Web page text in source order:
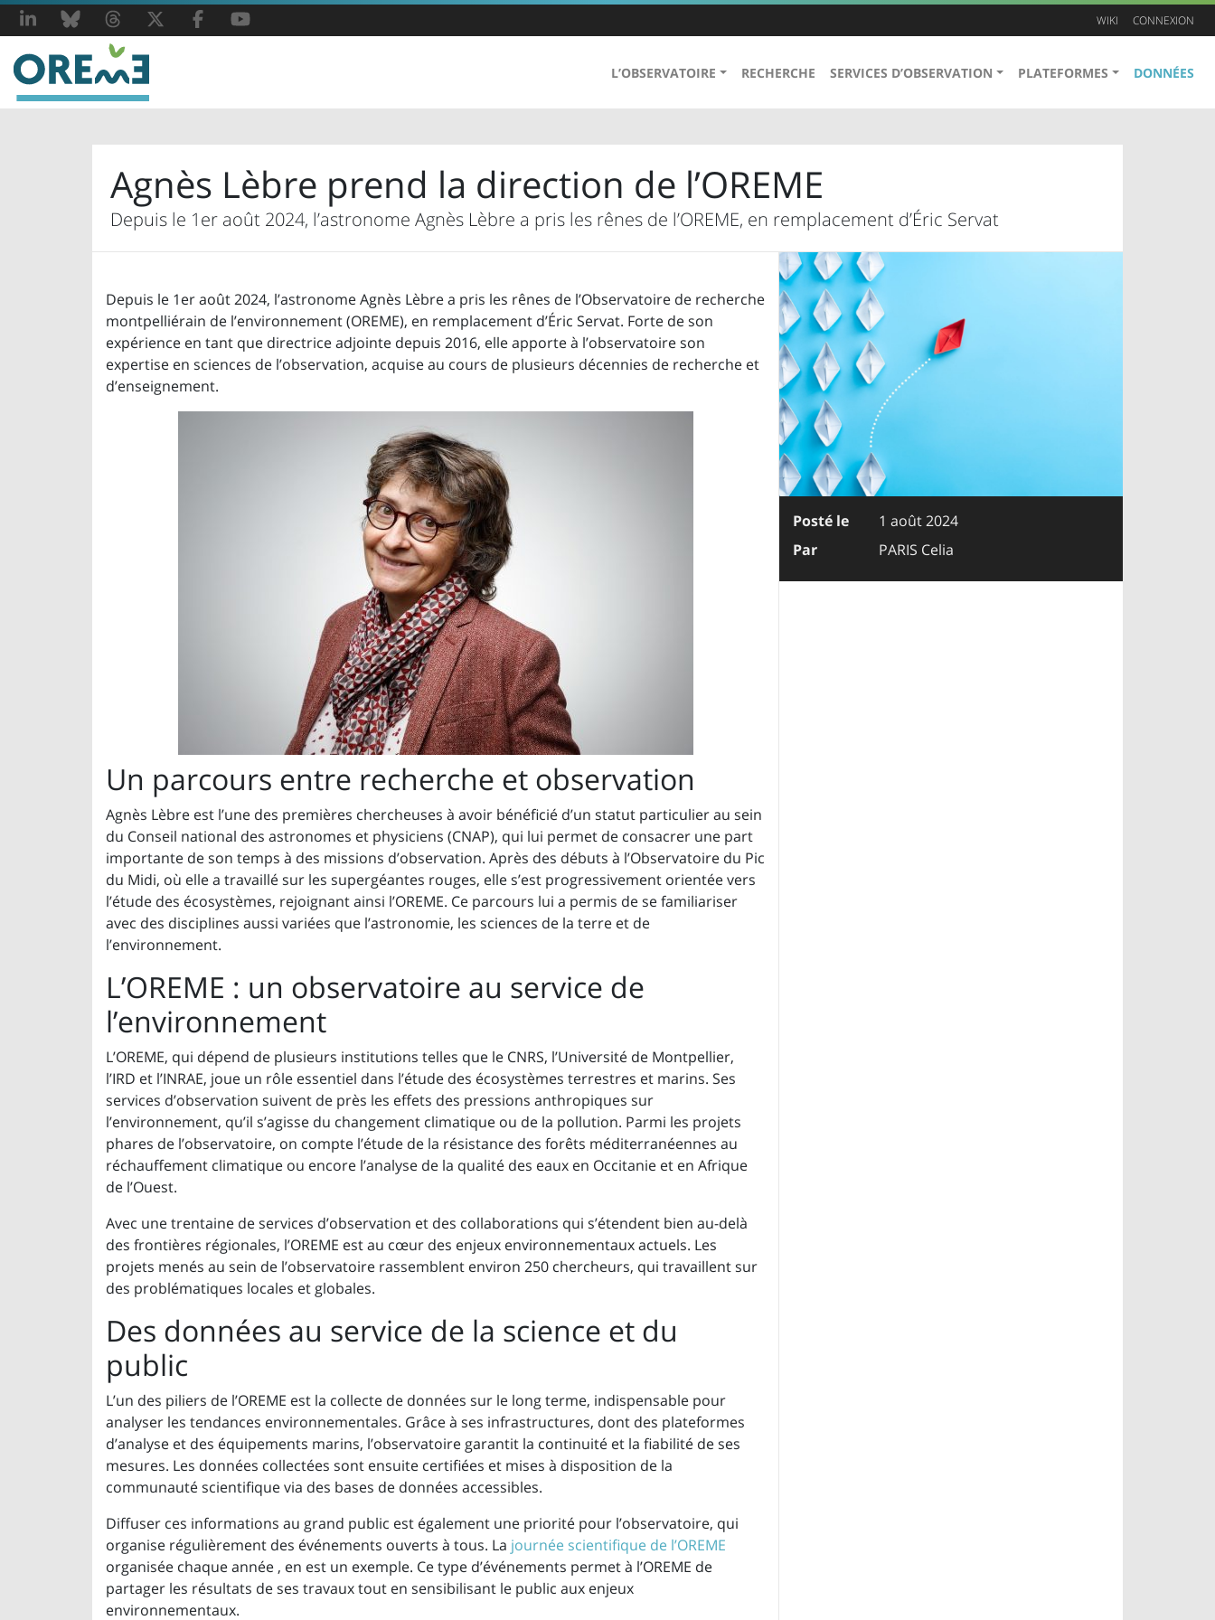
L’OBSERVATOIRE RECHERCHE SERVICES D’OBSERVATION PLATEFORMES DONNÉES
WIKI CONNEXION
LinkedInBlueskyThreads
X FacebookYouTube
Agnès Lèbre prend la direction de l’OREME
Depuis le 1er août 2024, l’astronome Agnès Lèbre a pris les rênes de l’OREME, en remplacement d’Éric Servat
Depuis le 1er août 2024, l’astronome Agnès Lèbre a pris les rênes de l’Observatoire de recherche
montpelliérain de l’environnement (OREME), en remplacement d’Éric Servat. Forte de son
expérience en tant que directrice adjointe depuis 2016, elle apporte à l’observatoire son
expertise en sciences de l’observation, acquise au cours de plusieurs décennies de recherche et
d’enseignement.
Un parcours entre recherche et observation
Agnès Lèbre est l’une des premières chercheuses à avoir bénéficié d’un statut particulier au sein
du Conseil national des astronomes et physiciens (CNAP), qui lui permet de consacrer une part
importante de son temps à des missions d’observation. Après des débuts à l’Observatoire du Pic
du Midi, où elle a travaillé sur les supergéantes rouges, elle s’est progressivement orientée vers
l’étude des écosystèmes, rejoignant ainsi l’OREME. Ce parcours lui a permis de se familiariser
avec des disciplines aussi variées que l’astronomie, les sciences de la terre et de
l’environnement.
L’OREME : un observatoire au service de
l’environnement
L’OREME, qui dépend de plusieurs institutions telles que le CNRS, l’Université de Montpellier,
l’IRD et l’INRAE, joue un rôle essentiel dans l’étude des écosystèmes terrestres et marins. Ses
services d’observation suivent de près les effets des pressions anthropiques sur
l’environnement, qu’il s’agisse du changement climatique ou de la pollution. Parmi les projets
phares de l’observatoire, on compte l’étude de la résistance des forêts méditerranéennes au
réchauffement climatique ou encore l’analyse de la qualité des eaux en Occitanie et en Afrique
de l’Ouest.
Avec une trentaine de services d’observation et des collaborations qui s’étendent bien au-delà
des frontières régionales, l’OREME est au cœur des enjeux environnementaux actuels. Les
projets menés au sein de l’observatoire rassemblent environ 250 chercheurs, qui travaillent sur
des problématiques locales et globales.
Des données au service de la science et du
public
L’un des piliers de l’OREME est la collecte de données sur le long terme, indispensable pour
analyser les tendances environnementales. Grâce à ses infrastructures, dont des plateformes
d’analyse et des équipements marins, l’observatoire garantit la continuité et la fiabilité de ses
mesures. Les données collectées sont ensuite certifiées et mises à disposition de la
communauté scientifique via des bases de données accessibles.
Diffuser ces informations au grand public est également une priorité pour l’observatoire, qui
organise régulièrement des événements ouverts à tous. La journée scientifique de l’OREME
organisée chaque année , en est un exemple. Ce type d’événements permet à l’OREME de
partager les résultats de ses travaux tout en sensibilisant le public aux enjeux
environnementaux.
Posté le
1 août 2024
Par
PARIS Celia